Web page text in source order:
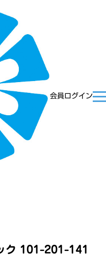
会員ログイン
ク 101-201-141